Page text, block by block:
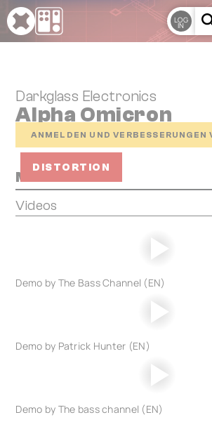
Cookie-Einstellungen
LOG
IN
Darkglass Electronics
Alpha Omicron
ANMELDEN UND VERBESSERUNGEN
DISTORTION
Media
Videos
Demo by The Bass Channel (EN)
Demo by Patrick Hunter (EN)
Demo by The bass channel (EN)